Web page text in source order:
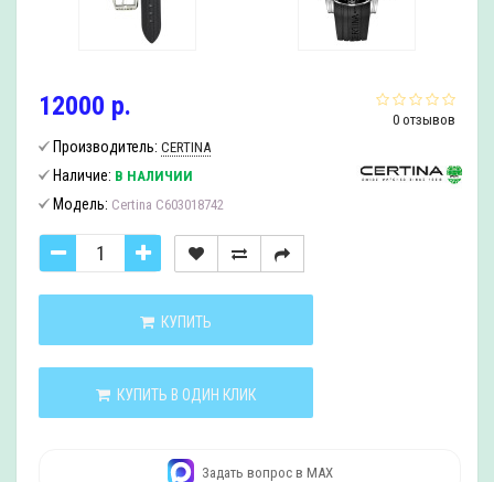
0 отзывов
12000 р.
Производитель: CERTINA
Наличие: В НАЛИЧИИ
Модель: Certina C603018742
КУПИТЬ
КУПИТЬ В ОДИН КЛИК
Задать вопрос в MAX